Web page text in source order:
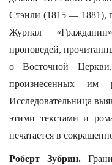
Стэнли (1815 — 1881),
Журнал
проповедей,
о Восточной
произнесенных им
Исследовательница
этими текстами и
печатается в
Роберт Зубрин.